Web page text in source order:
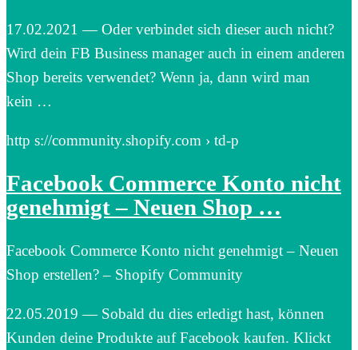
17.02.2021 — Oder verbindet sich dieser auch nicht?
Wird dein FB Business manager auch in einem anderen
Shop bereits verwendet? Wenn ja, dann wird man
kein …
http s://community.shopify.com › td-p
Facebook Commerce Konto nicht
genehmigt – Neuen Shop …
Facebook Commerce Konto nicht genehmigt – Neuen
Shop erstellen? – Shopify Community
22.05.2019 — Sobald du dies erledigt hast, können
Kunden deine Produkte auf Facebook kaufen. Klickt